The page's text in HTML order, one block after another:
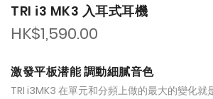
TRI i3 MK3 入耳式耳機
HK$1,590.00
激發平板潜能 調動細膩音色
TRI i3MK3 在單元和分頻上做的最大的變化